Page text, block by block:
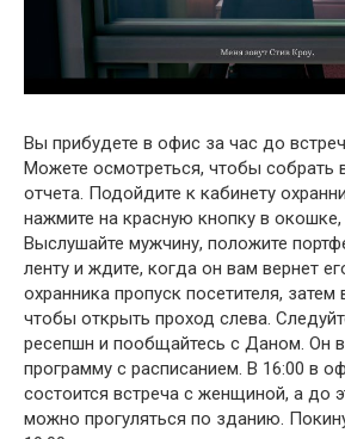
Вы прибудете в офис за час до
Можете осмотреться, чтобы собрать
отчета. Подойдите к кабинету
нажмите на красную кнопку в
Выслушайте мужчину, положите
ленту и ждите, когда он вам вернет
охранника пропуск посетителя, затем
чтобы открыть проход слева.
ресепшн и пообщайтесь с Даном. Он
программу с расписанием. В 16:00 в
состоится встреча с женщиной, а до
можно прогуляться по зданию.